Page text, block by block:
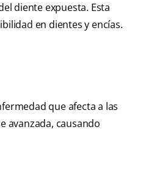
diente expuesta. Esta
en dientes y encías.
que afecta a las
avanzada, causando